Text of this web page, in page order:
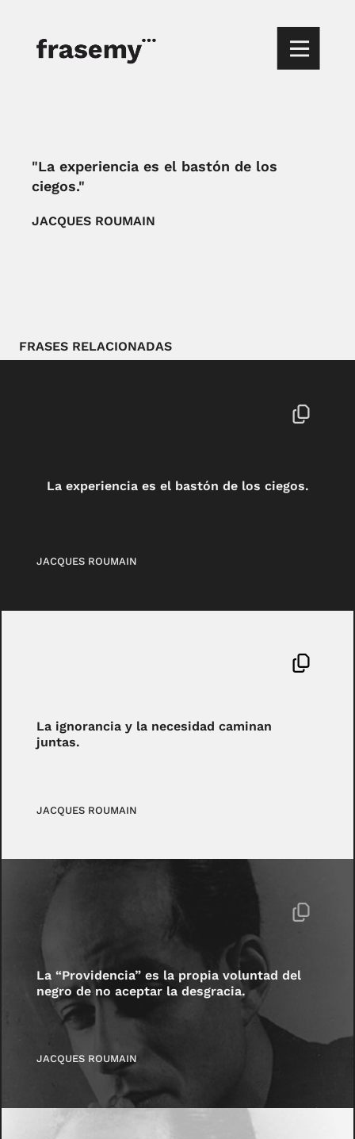
"La experiencia es el bastón de los
ciegos."
JACQUES ROUMAIN
FRASES RELACIONADAS
La experiencia es el bastón de los ciegos.
JACQUES ROUMAIN
La ignorancia y la necesidad caminan
juntas.
JACQUES ROUMAIN
La “Providencia” es la propia voluntad del
negro de no aceptar la desgracia.
JACQUES ROUMAIN